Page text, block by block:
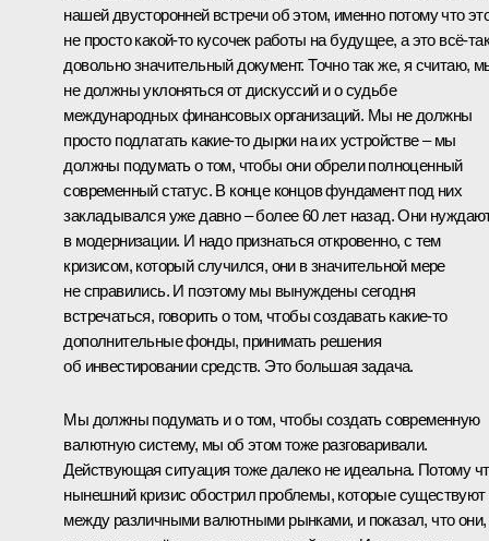
нашей двусторонней встречи об этом, именно потому что
не просто какой‑то кусочек работы на будущее, а это
довольно значительный документ. Точно так же, я считаю,
не должны уклоняться от дискуссий и о судьбе
международных финансовых организаций. Мы не должны
просто подлатать какие‑то дырки на их устройстве – мы
должны подумать о том, чтобы они обрели полноценный
современный статус. В конце концов фундамент под них
закладывался уже давно – более 60 лет назад. Они
в модернизации. И надо признаться откровенно, с тем
кризисом, который случился, они в значительной мере
не справились. И поэтому мы вынуждены сегодня
встречаться, говорить о том, чтобы создавать какие‑то
дополнительные фонды, принимать решения
об инвестировании средств. Это большая задача.
Мы должны подумать и о том, чтобы создать современную
валютную систему, мы об этом тоже разговаривали.
Действующая ситуация тоже далеко не идеальна. Потому
нынешний кризис обострил проблемы, которые существуют
между различными валютными рынками, и показал, что они,